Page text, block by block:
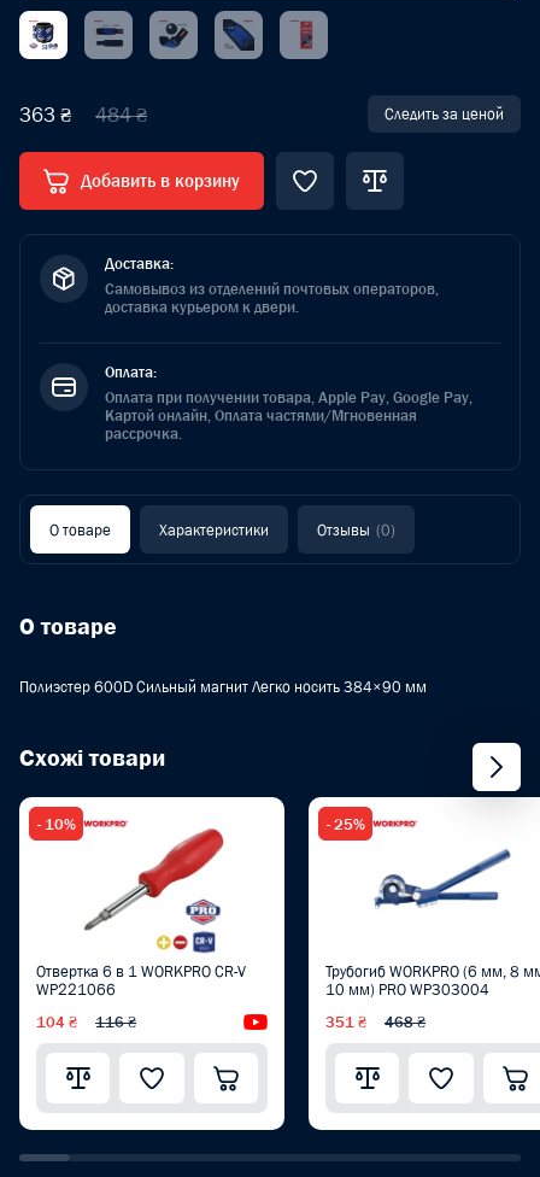
363 ₴ 484 ₴ Следить за ценой
Добавить в корзину
Доставка:
Самовывоз из отделений почтовых операторов,
доставка курьером к двери.
Оплата:
Оплата при получении товара, Apple Pay, Google Pay,
Картой онлайн, Оплата частями/Мгновенная
рассрочка.
О товаре Характеристики Отзывы (0)
О товаре
Полиэстер 600D Сильный магнит Легко носить 384×90 мм
Схожі товари
- 10%
Отвертка 6 в 1 WORKPRO CR-V
WP221066
104 ₴ 116 ₴ Видеообзор
- 25%
Трубогиб WORKPRO (6 мм, 8
10 мм) PRO WP303004
351 ₴ 468 ₴